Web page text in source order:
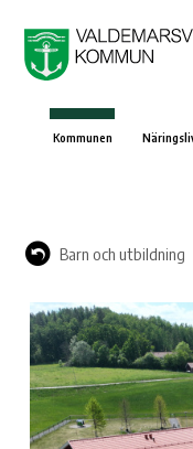
Kommunen
Barn och utbildning